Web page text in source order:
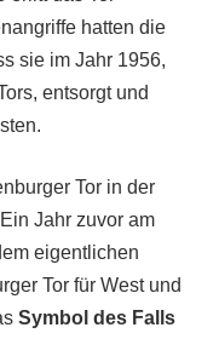
hatten die
sie im Jahr 1956,
entsorgt und
Tor in der
Jahr zuvor am
eigentlichen
Tor für West und
Symbol des Falls